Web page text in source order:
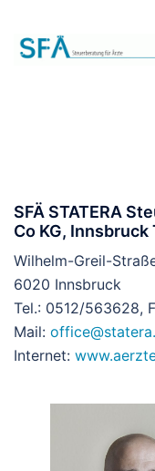
Inhalt
springen
SFÄ STATERA
Co KG, Innsbruck
Wilhelm-Greil-
6020 Innsbruck
Tel.: 0512/563628,
Mail:
Internet: